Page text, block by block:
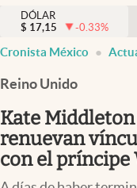
Dólar y mercados
Pc y celular
Vida y estilo
DÓLAR
$ 17,15 -0.33%
Cronista México
Reino Unido
Kate
renuevan
con el